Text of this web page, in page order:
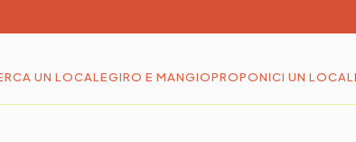
UN LOCALEGIRO E MANGIOPROPONICI UN